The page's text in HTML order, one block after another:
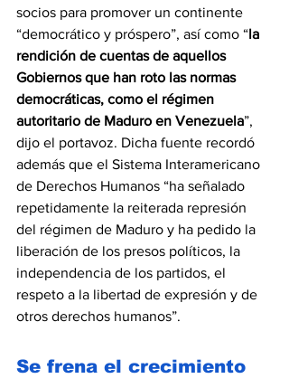
socios para promover un continente
“democrático y próspero”, así como “la
rendición de cuentas de aquellos
Gobiernos que han roto las normas
democráticas, como el régimen
autoritario de Maduro en Venezuela”,
dijo el portavoz. Dicha fuente recordó
además que el Sistema Interamericano
de Derechos Humanos “ha señalado
repetidamente la reiterada represión
del régimen de Maduro y ha pedido la
liberación de los presos políticos, la
independencia de los partidos, el
respeto a la libertad de expresión y de
otros derechos humanos”.
Se frena el crecimiento